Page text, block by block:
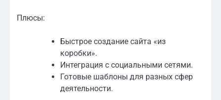
Плюсы:
Быстрое создание сайта «из
коробки».
Интеграция с социальными сетями.
Готовые шаблоны для разных сфер
деятельности.